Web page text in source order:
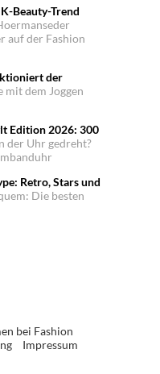
Beauty-Trend
auf der Fashion
der
mit dem Joggen
Edition 2026: 300
der Uhr gedreht?
Retro, Stars und
Die besten
bei Fashion
Impressum